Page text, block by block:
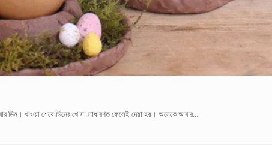
ডিম। খাওয়া শেষে ডিমের খোসা সাধারণত ফেলেই দেয়া হয়। অনেকে আবার...